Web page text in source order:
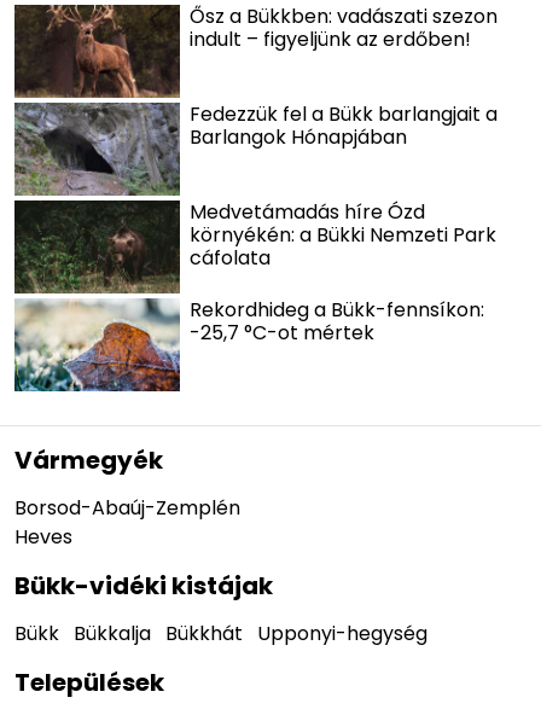
Ősz a Bükkben: vadászati szezon
indult – figyeljünk az erdőben!
Fedezzük fel a Bükk barlangjait a
Barlangok Hónapjában
Medvetámadás híre Ózd
környékén: a Bükki Nemzeti Park
cáfolata
Rekordhideg a Bükk-fennsíkon:
-25,7 °C-ot mértek
Vármegyék
Borsod-Abaúj-Zemplén
Heves
Bükk-vidéki kistájak
Bükk Bükkalja Bükkhát Upponyi-hegység
Települések